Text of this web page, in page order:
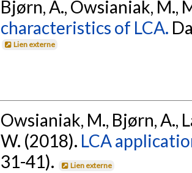
Bjørn, A., Owsianiak, M.,
characteristics of LCA.
Lien externe
Owsianiak, M., Bjørn, A.,
W. (2018). LCA
31-41).
Lien externe